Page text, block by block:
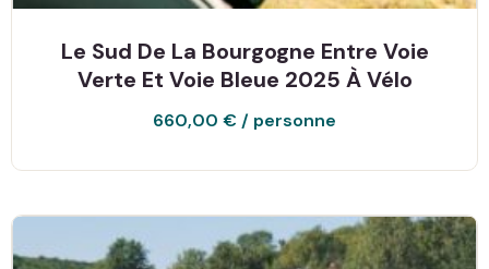
Le Sud De La Bourgogne Entre Voie
Verte Et Voie Bleue 2025 À Vélo
660,00 €